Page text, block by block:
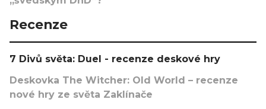
Recenze
7 Divů světa: Duel - recenze deskové hry
Deskovka The Witcher: Old World – recenze
nové hry ze světa Zaklínače